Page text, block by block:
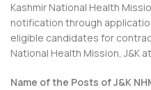
Kashmir National Health
notification through
eligible candidates for
National Health Mission, J&K
Name of the Posts of J&K